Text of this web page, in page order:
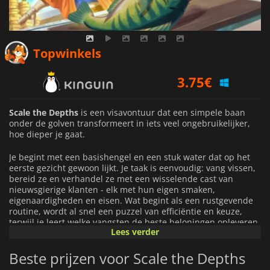
Topwinkels
3.86€
4.26€
Scale the Depths is een visavontuur dat een simpele baan
onder de golven transformeert in iets veel ongebruikelijker,
hoe dieper je gaat.
Je begint met een basishengel en een stuk water dat op het
eerste gezicht gewoon lijkt. Je taak is eenvoudig: vang vissen,
bereid ze en verhandel ze met een wisselende cast van
nieuwsgierige klanten - elk met hun eigen smaken,
eigenaardigheden en eisen. Wat begint als een rustgevende
routine, wordt al snel een puzzel van efficiëntie en keuze,
terwijl je leert welke vangsten de beste beloningen opleveren
en hoe je elke trip naar zee kunt maximaliseren.
Naarmate je meer verdient, investeer je opnieuw in betere
uitrusting, uitgebreidere gereedschappen en nieuwe
Lees verder
Beste prijzen voor Scale the Depths